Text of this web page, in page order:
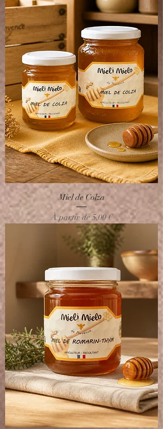
Miel de Colza
À partir de5,00 €
Prix promotionnel